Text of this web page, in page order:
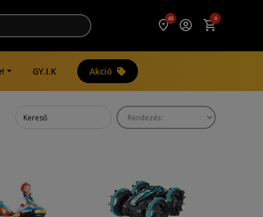
45 0
GY.I.K Akció